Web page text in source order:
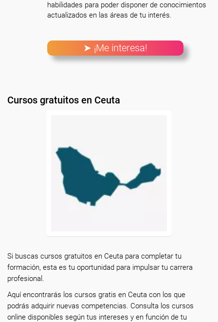
habilidades para poder disponer de conocimientos
actualizados en las áreas de tu interés.
➤ ¡Me interesa!
Cursos gratuitos en Ceuta
Si buscas cursos gratuitos en Ceuta para completar tu
formación, esta es tu oportunidad para impulsar tu carrera
profesional.
Aquí encontrarás los cursos gratis en Ceuta con los que
podrás adquirir nuevas competencias. Consulta los cursos
online disponibles según tus intereses y en función de tu